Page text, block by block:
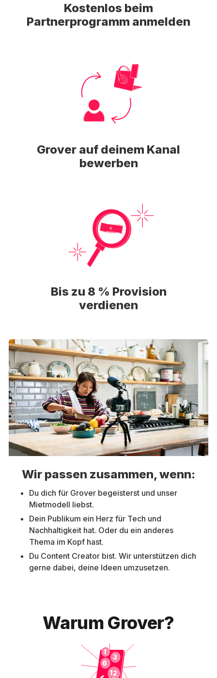
Kostenlos beim
Partnerprogramm anmelden
Grover auf deinem Kanal
bewerben
Bis zu 8 % Provision
verdienen
Wir passen zusammen, wenn:
Du dich für Grover begeisterst und unser
Mietmodell liebst.
Dein Publikum ein Herz für Tech und
Nachhaltigkeit hat. Oder du ein anderes
Thema im Kopf hast.
Du Content Creator bist. Wir unterstützen dich
gerne dabei, deine Ideen umzusetzen.
Warum Grover?